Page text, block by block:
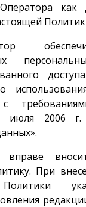
с
июля 2006
вправе
При